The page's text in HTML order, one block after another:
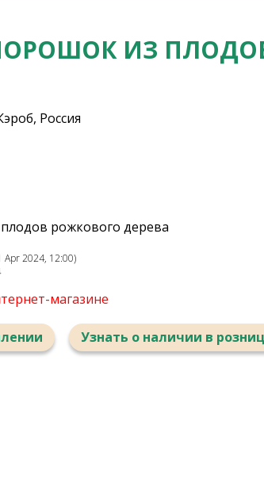
ИЗ
Россия
рожкового дерева
2024, 12:00)
магазине
Узнать о наличии в